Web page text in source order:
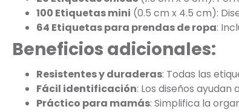
100 Etiquetas mini (0.5 cm x 4.5 cm):
64 Etiquetas para prendas de ropa:
Beneficios adicionales:
Resistentes y duraderas: Todas las
Fácil identificación: Los diseños
Práctico para mamás: Simplifica la